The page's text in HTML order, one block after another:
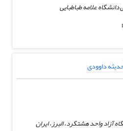
علامه طباطبایی
آزاد واحد هشتگرد، البرز، ایران